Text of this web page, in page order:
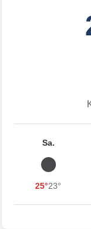
Sa.
25°23°